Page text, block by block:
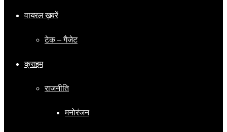
वायरल ख़बरें
टेक – गैजेट
क्राइम
राजनीति
मनोरंजन